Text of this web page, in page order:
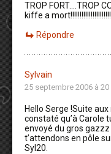
TROP FORT….TROP
kiffe a
Répondre
Sylvain
25 septembre 2006 à 20
Hello Serge !Suite
constaté qu’à Carole
envoyé du gros
t’attendons en pôle
Syl20.